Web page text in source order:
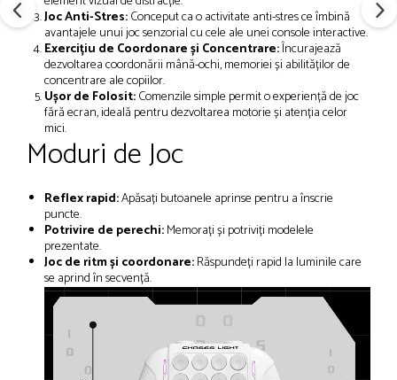
Joc Anti-Stres:Conceput ca o activitate anti-stres ce îmbină
avantajele unui joc senzorial cu cele ale unei console interactive.
Exercițiu de Coordonare și Concentrare:Încurajează
dezvoltarea coordonării mână-ochi, memoriei și abilităților de
concentrare ale copiilor.
Ușor de Folosit:Comenzile simple permit o experiență de joc
fără ecran, ideală pentru dezvoltarea motorie și atenția celor
mici.
Moduri de Joc
Reflex rapid:Apăsați butoanele aprinse pentru a înscrie
puncte.
Potrivire de perechi:Memorați și potriviți modelele
prezentate.
Joc de ritm și coordonare:Răspundeți rapid la luminile care
se aprind în secvență.